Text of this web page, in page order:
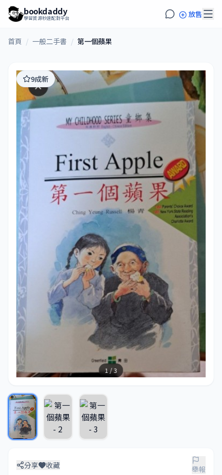
bookdaddy
學習資源秒速配對平台 放售
首頁 / 一般二手書 / 第一個蘋果
1 / 3
9成新
分享 收藏 舉報